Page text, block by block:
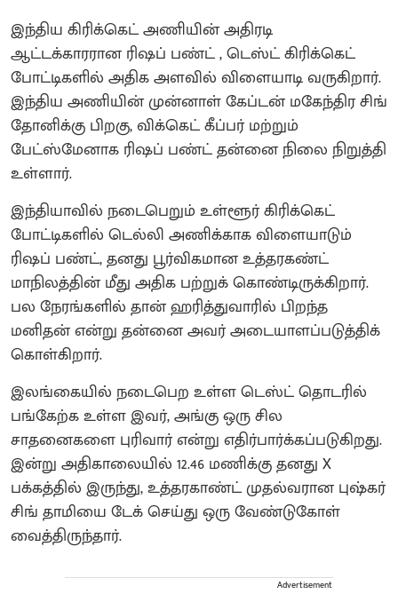
இந்திய கிரிக்கெட் அணியின் அதிரடி
ஆட்டக்காரரான ரிஷப் பண்ட் , டெஸ்ட் கிரிக்கெட்
போட்டிகளில் அதிக அளவில் விளையாடி வருகிறார்.
இந்திய அணியின் முன்னாள் கேப்டன் மகேந்திர சிங்
தோனிக்கு பிறகு, விக்கெட் கீப்பர் மற்றும்
பேட்ஸ்மேனாக ரிஷப் பண்ட் தன்னை நிலை நிறுத்தி
உள்ளார்.
இந்தியாவில் நடைபெறும் உள்ளூர் கிரிக்கெட்
போட்டிகளில் டெல்லி அணிக்காக விளையாடும்
ரிஷப் பண்ட், தனது பூர்விகமான உத்தரகண்ட்
மாநிலத்தின் மீது அதிக பற்றுக் கொண்டிருக்கிறார்.
பல நேரங்களில் தான் ஹரித்துவாரில் பிறந்த
மனிதன் என்று தன்னை அவர் அடையாளப்படுத்திக்
கொள்கிறார்.
இலங்கையில் நடைபெற உள்ள டெஸ்ட் தொடரில்
பங்கேற்க உள்ள இவர், அங்கு ஒரு சில
சாதனைகளை புரிவார் என்று எதிர்பார்க்கப்படுகிறது.
இன்று அதிகாலையில் 12.46 மணிக்கு தனது X
பக்கத்தில் இருந்து, உத்தரகாண்ட் முதல்வரான புஷ்கர்
சிங் தாமியை டேக் செய்து ஒரு வேண்டுகோள்
வைத்திருந்தார்.
Advertisement